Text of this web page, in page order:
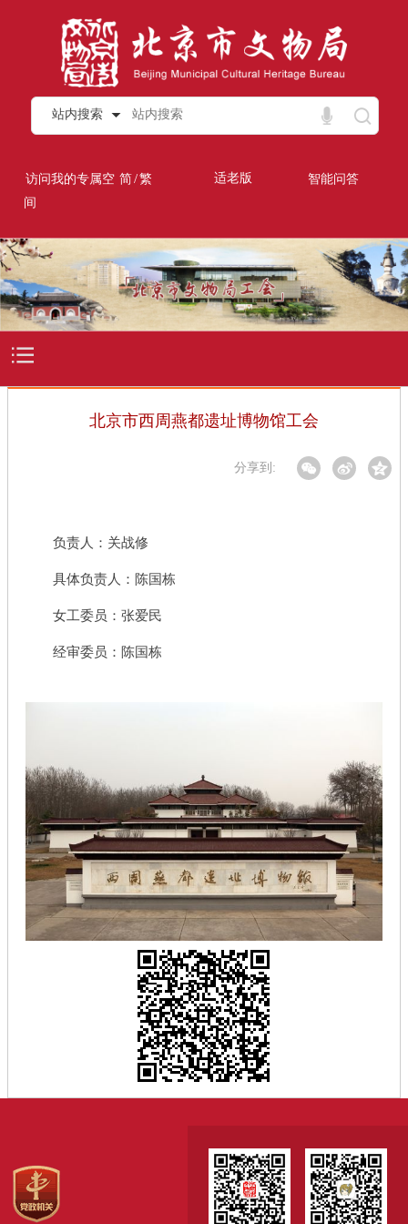
站内搜索
访问我的专属空
间
简/繁 适老版 智能问答
北京市西周燕都遗址博物馆工会
分享到:
负责人：关战修
具体负责人：陈国栋
女工委员：张爱民
经审委员：陈国栋